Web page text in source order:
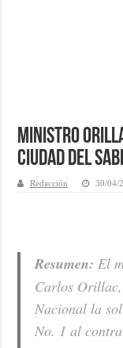
Ministro
Ciudad del
Redacción 30/04/
Resumen: El
Carlos
Nacional la
No. 1 al